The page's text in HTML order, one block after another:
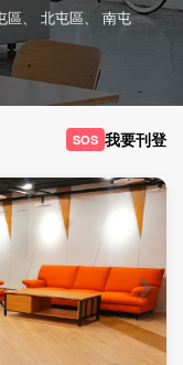
區、 北屯區、 南屯
SOS 我要刊登